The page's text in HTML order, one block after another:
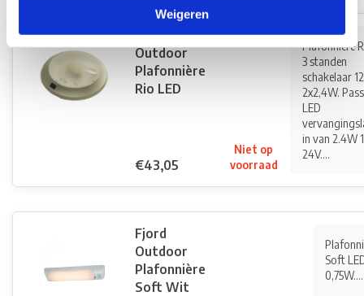
Weigeren
Fjord
Outdoor
Plafonnière
Rio LED
€43,05
Niet op
voorraad
Plafonnière
3 standen
schakelaar
2x2,4W.
LED
in van 2.4W
24V....
Fjord
Outdoor
Plafonnière
Soft Wit
Soft
0,75W....